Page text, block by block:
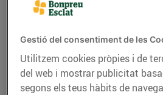
Gestió del consentiment de les
Utilitzem cookies pròpies i de
del web i mostrar publicitat
segons els teus hàbits de